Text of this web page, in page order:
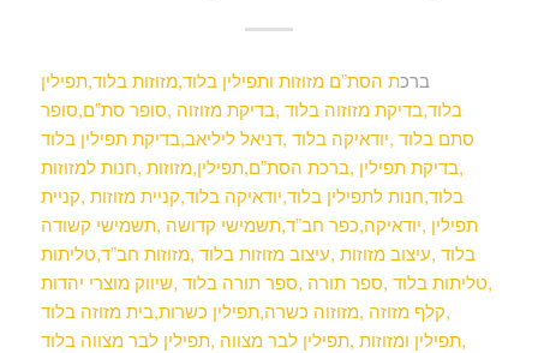
ברכת הסת”ם מזוזות ותפילין בלוד,מזוזות בלוד,תפילין
בלוד,בדיקת מזוזוה בלוד ,בדיקת מזוזוה ,סופר סת”ם,סופר
סתם בלוד ,יודאיקה בלוד ,דניאל ליליאב,בדיקת תפילין בלוד
,בדיקת תפילין ,ברכת הסת”ם,תפילין,מזוזות ,חנות למזוזות
בלוד,חנות לתפילין בלוד,יודאיקה בלוד,קניית מזוזות ,קניית
תפילין ,יודאיקה,כפר חב”ד,תשמישי קדושה ,תשמישי קשודה
בלוד ,עיצוב מזוזות ,עיצוב מזוזות בלוד ,מזוזות חב”ד,טליתות
,טליתות בלוד ,ספר תורה ,ספר תורה בלוד ,שיווק מוצרי יהדות
,קלף מזוזה ,מזוזוה כשרה,תפילין כשרות,בית מזוזהבלוד
,תפילין ומזוזות ,תפילין לבר מצווה ,תפילין לבר מצווה בלוד